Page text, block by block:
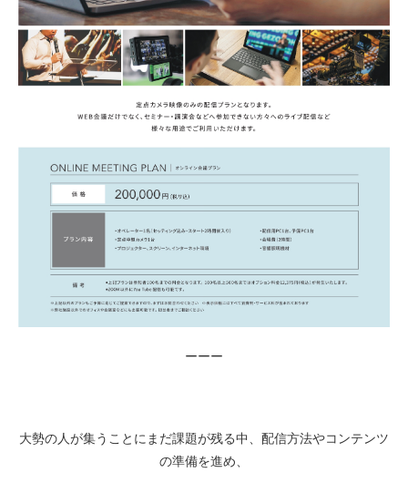
ーーー
大勢の人が集うことにまだ課題が残る中、配信方法やコンテンツ
の準備を進め、